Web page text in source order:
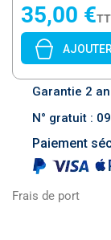
35,00 €
Garantie 2
N° gratuit :
Paiement
Frais de port